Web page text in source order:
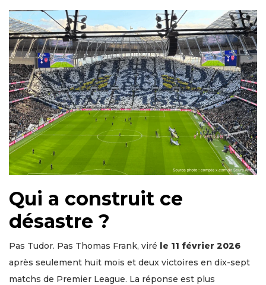
Qui a construit ce
désastre ?
Pas Tudor. Pas Thomas Frank, viré
le 11 février 2026
après seulement huit mois et deux victoires en dix-sept
matchs de Premier League. La réponse est plus